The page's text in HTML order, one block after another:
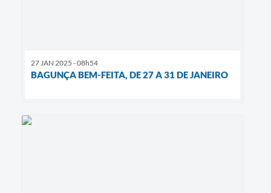
27 JAN 2025 - 08h54
BAGUNÇA BEM-FEITA, DE 27 A 31 DE JANEIRO